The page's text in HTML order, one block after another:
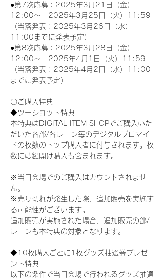
●第7次応募：2025年3月21日（金）
12:00～　2025年3月25日（火）11:59
（当落発表：2025年3月26日（水）
11:00までに発表予定）
●第8次応募：2025年3月28日（金）
12:00～　2025年4月1日（火）11:59
（当落発表：2025年4月2日（水）11:00
までに発表予定）
〇ご購入特典
◆ツーショット特典
本特典はDIGITAL ITEM SHOPでご購入いた
だいた各部/各レーン毎のデジタルブロマイ
ドの枚数のトップ購入者に付与されます。枚
数には鍵開け購入も含まれます。
※当日会場でのご購入はカウントされませ
ん。
※売り切れが発生した際、追加販売を実施す
る可能性がございます。
追加販売が実施された場合、追加販売の部/
レーンも本特典の対象となります。
◆10枚購入ごとに1枚グッズ抽選券プレゼ
ント特典
以下の条件で当日会場で行われるグッズ抽選